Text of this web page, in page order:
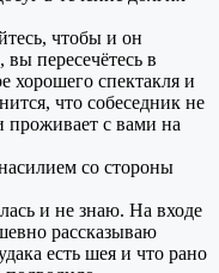
чтобы и он
пересечётесь в
хорошего спектакля и
что собеседник не
проживает с вами на
со стороны
и не знаю. На входе
рассказываю
есть шея и что рано